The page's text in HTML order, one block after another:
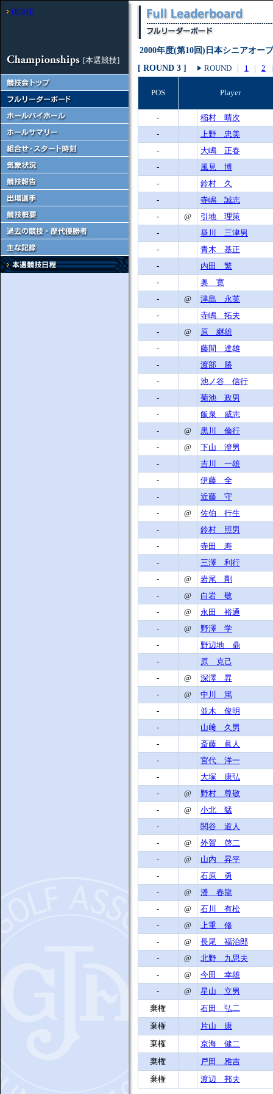
HOME
[本選競技]
2000年度(第10回)日本シニアオー
[ ROUND 3 ]
ROUND ｜ 1 ｜ 2
POS Player
-
稲村 晴次
-
上野 忠美
-
大嶋 正春
-
風見 博
-
鈴村 久
-
寺嶋 誠志
-
@
引地 理策
-
昼川 三津男
-
青木 基正
-
内田 繁
-
奥 寛
-
@
津島 永英
-
寺嶋 拓夫
-
@
原 継雄
-
藤間 達雄
-
渡部 勝
-
池ノ谷 信行
-
菊池 政男
-
飯泉 威志
-
@
黒川 倫行
-
@
下山 澄男
-
吉川 一雄
-
伊藤 全
-
近藤 守
-
@
佐伯 行生
-
鈴村 照男
-
寺田 寿
-
三澤 利行
-
@
岩尾 剛
-
@
白岩 敬
-
@
永田 裕通
-
@
野澤 学
-
野辺地 鼎
-
原 克己
-
@
深澤 昇
-
@
中川 篤
-
並木 俊明
-
山﨑 久男
-
斎藤 眞人
-
宮代 洋一
-
大塚 康弘
-
@
野村 尊敬
-
@
小北 猛
-
関谷 道人
-
@
外賀 啓二
-
@
山内 昇平
-
石原 勇
-
@
潘 春龍
-
@
石川 有松
-
@
上重 修
-
@
長尾 福治郎
-
@
北野 九思夫
-
@
今田 幸雄
-
@
星山 立男
棄権
石田 弘二
棄権
片山 康
棄権
京海 健二
棄権
戸田 雅吉
棄権
渡辺 邦夫